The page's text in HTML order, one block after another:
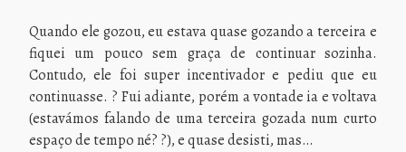
Quando ele gozou, eu estava quase gozando a terceira e
fiquei um pouco sem graça de continuar sozinha.
Contudo, ele foi super incentivador e pediu que eu
continuasse. ? Fui adiante, porém a vontade ia e voltava
(estavámos falando de uma terceira gozada num curto
espaço de tempo né? ?), e quase desisti, mas…